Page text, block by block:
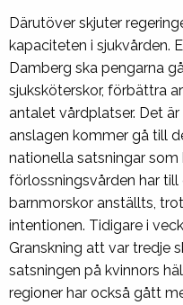
Därutöver skjuter
kapaciteten i sjukvården.
Damberg ska pengarna
sjuksköterskor, förbättra
antalet vårdplatser. Det
anslagen kommer gå till
nationella satsningar som
förlossningsvården har
barnmorskor anställts,
intentionen. Tidigare i
Granskning att var tredje
satsningen på kvinnors
regioner har också gått